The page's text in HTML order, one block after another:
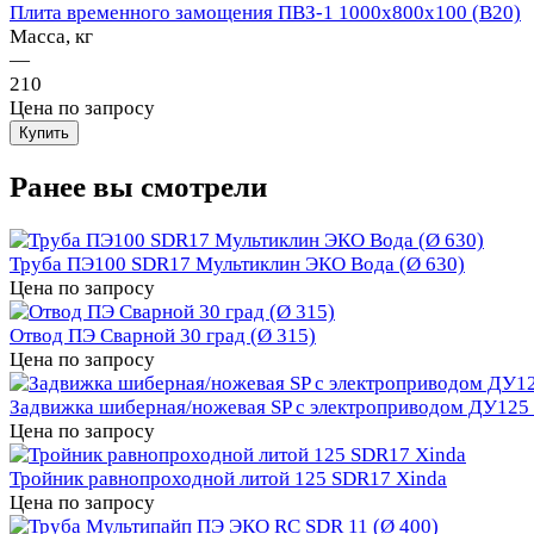
Плита временного замощения ПВЗ-1 1000х800х100 (В20)
Масса, кг
—
210
Цена по запросу
Ранее вы смотрели
Труба ПЭ100 SDR17 Мультиклин ЭКО Вода (Ø 630)
Цена по запросу
Отвод ПЭ Сварной 30 град (Ø 315)
Цена по запросу
Задвижка шиберная/ножевая SP с электроприводом
Цена по запросу
Тройник равнопроходной литой 125 SDR17 Xinda
Цена по запросу